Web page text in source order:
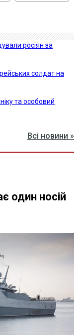
росіян за
солдат на
та особовий
Всі новини »
один носій